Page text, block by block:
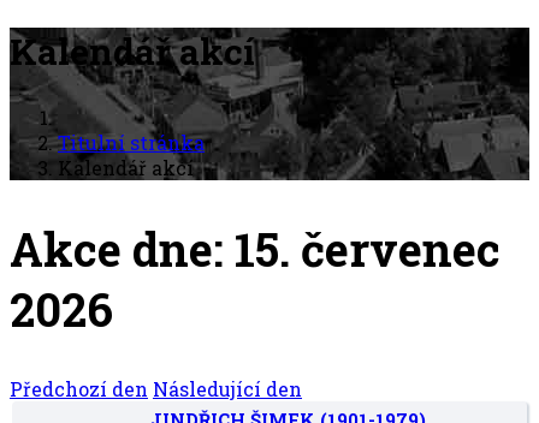
Kalendář akcí
Titulní stránka
Kalendář akcí
Akce dne: 15. červenec
2026
Předchozí den Následující den